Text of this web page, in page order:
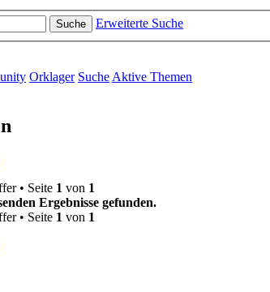
Suche Erweiterte Suche
Orklager SucheAktive Themen
• Seite 1 von 1
Ergebnisse gefunden.
• Seite 1 von 1